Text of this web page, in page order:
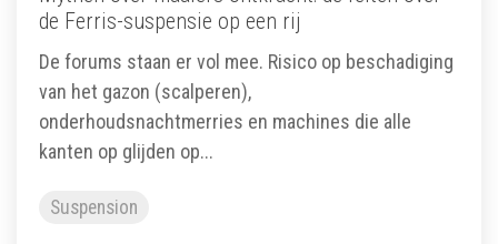
de Ferris-suspensie op een rij
De forums staan er vol mee. Risico op beschadiging
van het gazon (scalperen),
onderhoudsnachtmerries en machines die alle
kanten op glijden op...
Suspension